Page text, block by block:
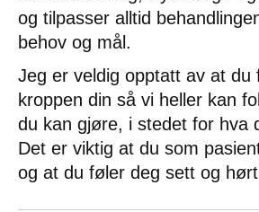
og tilpasser alltid
behov og mål.
Jeg er veldig opptatt av at du
kroppen din så vi heller kan
du kan gjøre, i stedet for hva
Det er viktig at du som
og at du føler deg sett og